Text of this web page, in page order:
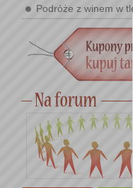
Podróże z winem w